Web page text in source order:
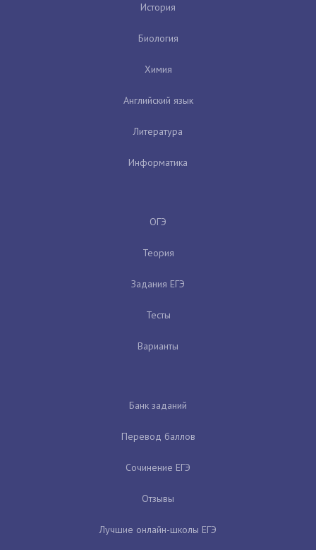
История
Биология
Химия
Английский язык
Литература
Информатика
ОГЭ
Теория
Задания ЕГЭ
Тесты
Варианты
Банк заданий
Перевод баллов
Сочинение ЕГЭ
Отзывы
Лучшие онлайн-школы ЕГЭ